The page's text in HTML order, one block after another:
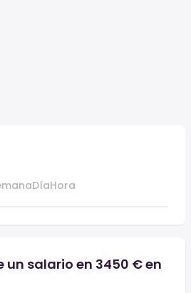
DíaHora
un salario en 3450 € en